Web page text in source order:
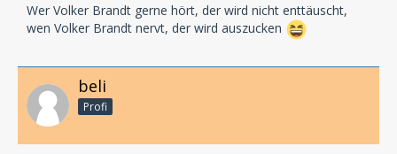
Wer Volker Brandt gerne hört, der wird nicht enttäuscht,
wen Volker Brandt nervt, der wird auszucken
beli
Profi